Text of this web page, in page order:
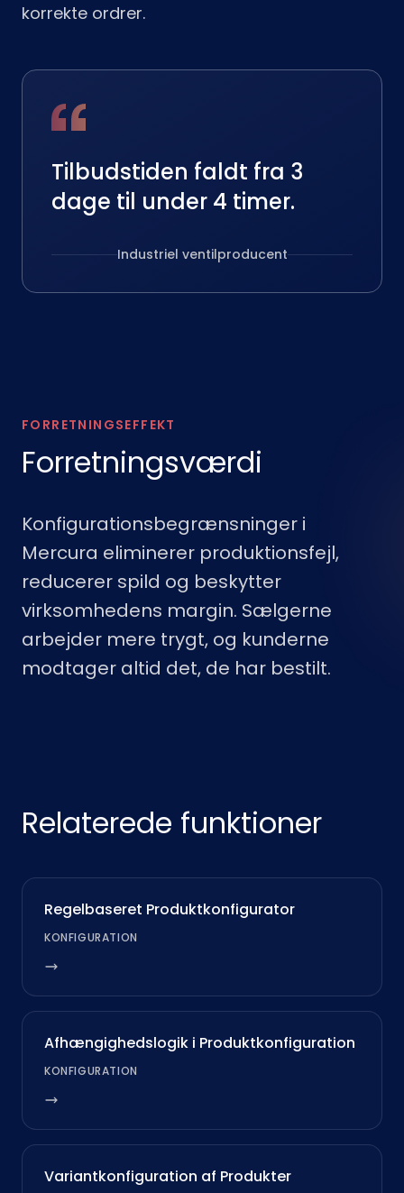
korrekte ordrer.
Tilbudstiden faldt fra 3
dage til under 4 timer.
Industriel ventilproducent
FORRETNINGSEFFEKT
Forretningsværdi
Konfigurationsbegrænsninger i
Mercura eliminerer produktionsfejl,
reducerer spild og beskytter
virksomhedens margin. Sælgerne
arbejder mere trygt, og kunderne
modtager altid det, de har bestilt.
Relaterede funktioner
Regelbaseret Produktkonfigurator
KONFIGURATION
Afhængighedslogik i Produktkonfiguration
KONFIGURATION
Variantkonfiguration af Produkter